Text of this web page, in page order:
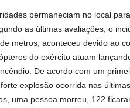
permaneciam no local
as últimas avaliações, o
metros, aconteceu devido ao
do exército atuam
De acordo com um
explosão ocorrida nas
uma pessoa morreu, 122